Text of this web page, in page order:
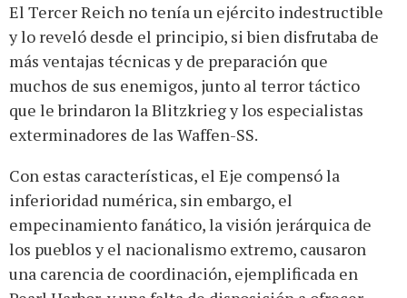
El Tercer Reich no tenía un ejército indestructible
y lo reveló desde el principio, si bien disfrutaba de
más ventajas técnicas y de preparación que
muchos de sus enemigos, junto al terror táctico
que le brindaron la Blitzkrieg y los especialistas
exterminadores de las Waffen-SS.
Con estas características, el Eje compensó la
inferioridad numérica, sin embargo, el
empecinamiento fanático, la visión jerárquica de
los pueblos y el nacionalismo extremo, causaron
una carencia de coordinación, ejemplificada en